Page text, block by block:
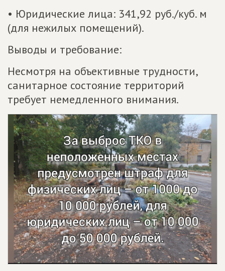
• Юридические лица: 341,92 руб./куб. м
(для нежилых помещений).
Выводы и требование:
Несмотря на объективные трудности,
санитарное состояние территорий
требует немедленного внимания.